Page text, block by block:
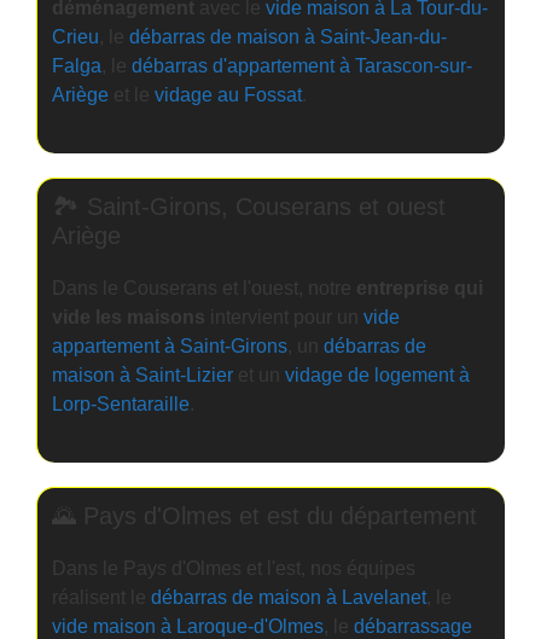
déménagementavec le vide maison à La Tour-du-
Crieu, le débarras de maison à Saint-Jean-du-
Falga, le débarras d'appartement à Tarascon-sur-
Ariègeet le vidage au Fossat.
🏞️ Saint-Girons, Couserans et ouest
Ariège
Dans le Couserans et l'ouest, notre entreprise qui
vide les maisons intervient pour un vide
appartement à Saint-Girons, un débarras de
maison à Saint-Lizieret un vidage de logement à
Lorp-Sentaraille.
🌄 Pays d'Olmes et est du département
Dans le Pays d'Olmes et l'est, nos équipes
réalisent le débarras de maison à Lavelanet, le
vide maison à Laroque-d'Olmes, le débarrassage